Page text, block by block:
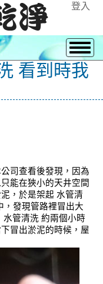
登入
看到時我
司查看後發現，因為
能在狹小的天井空間
，於是架起 水管清
，發現管路裡冒出大
管清洗 約兩個小時
冒出淤泥的時候，屋